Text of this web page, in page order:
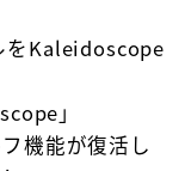
をKaleidoscope
」
機能が復活し